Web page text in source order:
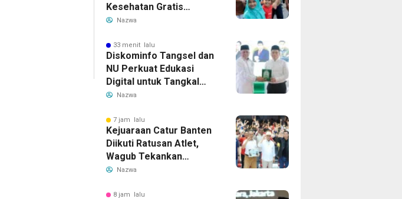
Kesehatan Gratis
Bersama Gubernur
Nazwa
33 menit lalu
Diskominfo Tangsel dan
NU Perkuat Edukasi
Digital untuk Tangkal
Penyebaran Hoaks
Nazwa
7 jam lalu
Kejuaraan Catur Banten
Diikuti Ratusan Atlet,
Wagub Tekankan
Pembinaan Dini
Nazwa
8 jam lalu